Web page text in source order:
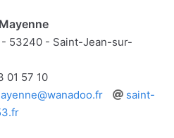
53240 - Saint-Jean-sur-
01 57 10
Site
saint-